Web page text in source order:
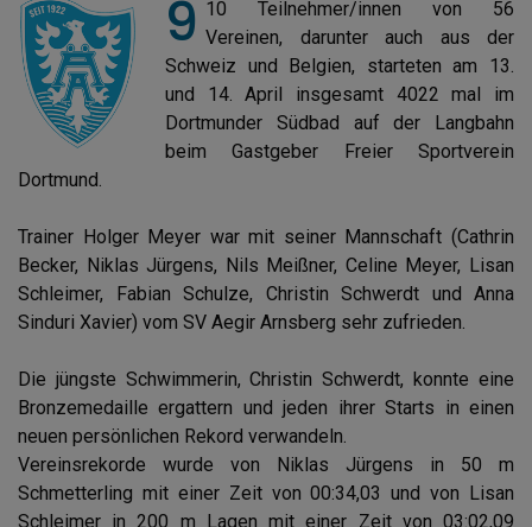
9 10 Teilnehmer/innen von 56
Vereinen, darunter auch aus der
Schweiz und Belgien, starteten am 13.
und 14. April insgesamt 4022 mal im
Dortmunder Südbad auf der Langbahn
beim Gastgeber Freier Sportverein
Dortmund.
Trainer Holger Meyer war mit seiner Mannschaft (Cathrin
Becker, Niklas Jürgens, Nils Meißner, Celine Meyer, Lisan
Schleimer, Fabian Schulze, Christin Schwerdt und Anna
Sinduri Xavier) vom SV Aegir Arnsberg sehr zufrieden.
Die jüngste Schwimmerin, Christin Schwerdt, konnte eine
Bronzemedaille ergattern und jeden ihrer Starts in einen
neuen persönlichen Rekord verwandeln.
Vereinsrekorde wurde von Niklas Jürgens in 50 m
Schmetterling mit einer Zeit von 00:34,03 und von Lisan
Schleimer in 200 m Lagen mit einer Zeit von 03:02,09